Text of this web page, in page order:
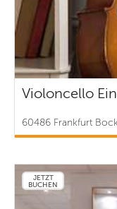
Violoncello
60486 Frankfurt
JETZT
BUCHEN